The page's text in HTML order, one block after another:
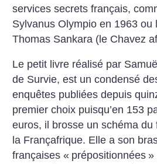
services secrets français,
Sylvanus Olympio en 1963 ou
Thomas Sankara (le Chavez
Le petit livre réalisé par
de Survie, est un condensé
enquêtes publiées depuis
premier choix puisqu’en 153
euros, il brosse un schéma du
la Françafrique. Elle a son
françaises « prépositionnées »